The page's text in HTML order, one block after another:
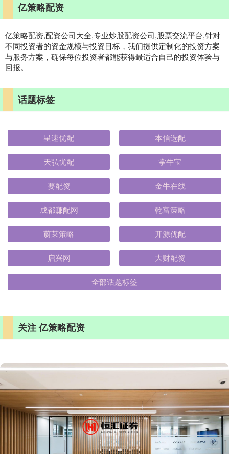
亿策略配资
亿策略配资,配资公司大全,专业炒股配资公司,股票交流平台,针对
不同投资者的资金规模与投资目标，我们提供定制化的投资方案
与服务方案，确保每位投资者都能获得最适合自己的投资体验与
回报。
话题标签
星速优配 本信选配
天弘忧配 掌牛宝
要配资 金牛在线
成都赚配网 乾富策略
蔚莱策略 开源优配
启兴网 大财配资
全部话题标签
关注 亿策略配资